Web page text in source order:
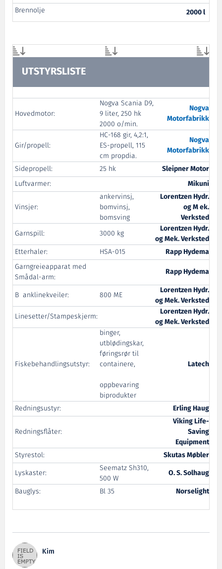
Brennolje
2000 l
UTSTYRSLISTE
Hovedmotor:
Nogva Scania D9,
9 liter, 250 hk
2000 o/min.
Nogva
Motorfabrikk
Gir/propell:
HC-168 gir, 4,2:1,
ES-propell, 115
cm propdia.
Nogva
Motorfabrikk
Sidepropell:
25 hk
Sleipner Motor
Luftvarmer:
Mikuni
Vinsjer:
ankervinsj,
bomvinsj,
bomsving
Lorentzen Hydr.
og M ek.
Verksted
Garnspill:
3000 kg
Lorentzen Hydr.
og Mek. Verksted
Etterhaler:
HSA-015
Rapp Hydema
Garngreieapparat med
Smådal-arm:
Rapp Hydema
B anklinekveiler: 800 ME
Lorentzen Hydr.
og Mek. Verksted
Linesetter/Stampeskjerm:
Lorentzen Hydr.
og Mek. Verksted
Fiskebehandlingsutstyr:
binger,
utblødingskar,
føringsrør til
containere,
oppbevaring
biprodukter
Latech
Redningsustyr: Erling Haug
Redningsflåter:
Viking Life-
Saving
Equipment
Styrestol:
Skutas Møbler
Lyskaster:
Seematz Sh310,
500 W
O. S. Solhaug
Bauglys:
Bl 35 Norselight
Kim